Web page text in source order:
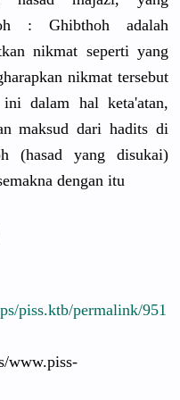
: Ghibthoh adalah
nikmat seperti yang
nikmat tersebut
dalam hal keta'atan,
maksud dari hadits di
(hasad yang disukai)
dengan itu
piss.ktb/permalink/951
www.piss-